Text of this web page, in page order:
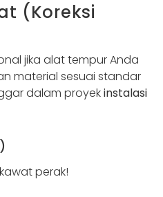
(Koreksi
jika alat tempur Anda
material sesuai standar
dalam proyekinstalasi
perak!